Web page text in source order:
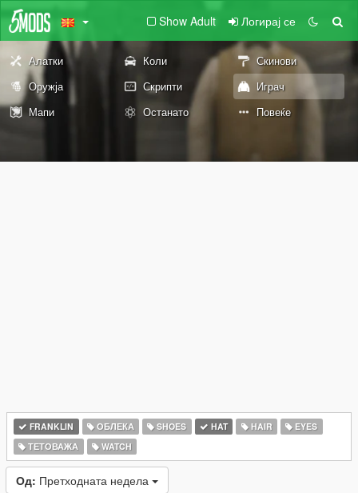
Show Adult Логирај се
Алатки Коли
Скинови
Оружја
Скрипти
Играч
Мапи
Останато Повеќе
FRANKLIN ОБЛЕКА SHOES HAT HAIR
EYES
ТЕТОВАЖА
WATCH
Од: Претходната недела